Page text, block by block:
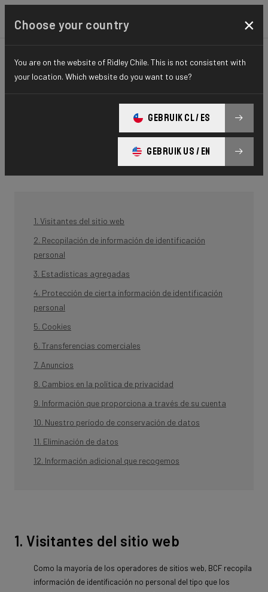
Política de
privacidad
BCF ("Belgian Cycling Factory") opera ridley-bikes.com y puede operar
otros sitios web. Es política de BCF respetar su privacidad con
respecto a cualquier información que recopilemos al utilizar nuestros
1. Visitantes del sitio web
2. Recopilación de información de identificación
personal
3. Estadísticas agregadas
4. Protección de cierta información de identificación
personal
5. Cookies
6. Transferencias comerciales
7. Anuncios
8. Cambios en la política de privacidad
9. Información que proporciona a través de su cuenta
10. Nuestro período de conservación de datos
11. Eliminación de datos
12. Información adicional que recogemos
1. Visitantes del sitio web
Como la mayoría de los operadores de sitios web, BCF recopila
información de identificación no personal del tipo que los
Choose your country ×
You are on the website of Ridley Chile. This is not consistent with
your location. Which website do you want to use?
GEBRUIK CL / ES
GEBRUIK US / EN